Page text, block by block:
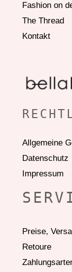
Fashion on
The Thread
Kontakt
Allgemeine
Datenschutz
Impressum
Preise,
Retoure